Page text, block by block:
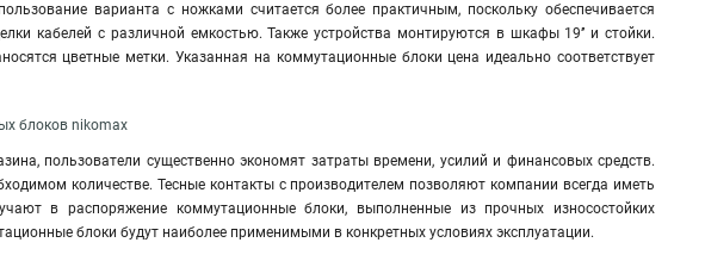
варианта с ножками считается более практичным, поскольку обеспечивается
кабелей с различной емкостью. Также устройства монтируются в шкафы 19’’ и стойки.
цветные метки. Указанная на коммутационные блоки цена идеально соответствует
блоков nikomax
пользователи существенно экономят затраты времени, усилий и финансовых средств.
количестве. Тесные контакты с производителем позволяют компании всегда иметь
в распоряжение коммутационные блоки, выполненные из прочных износостойких
блоки будут наиболее применимыми в конкретных условиях эксплуатации.